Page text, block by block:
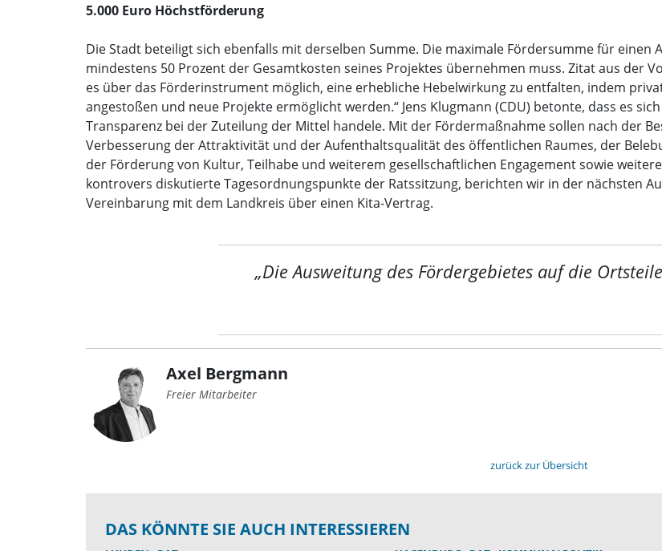
5.000 Euro Höchstförderung
Die Stadt beteiligt sich ebenfalls mit derselben Summe. Die maximale Fördersumme für
mindestens 50 Prozent der Gesamtkosten seines Projektes übernehmen muss. Zitat aus der
es über das Förderinstrument möglich, eine erhebliche Hebelwirkung zu entfalten, indem
angestoßen und neue Projekte ermöglicht werden.“ Jens Klugmann (CDU) betonte, dass es
Transparenz bei der Zuteilung der Mittel handele. Mit der Fördermaßnahme sollen nach der
Verbesserung der Attraktivität und der Aufenthaltsqualität des öffentlichen Raumes, der
der Förderung von Kultur, Teilhabe und weiterem gesellschaftlichen Engagement sowie
kontrovers diskutierte Tagesordnungspunkte der Ratssitzung, berichten wir in der nächsten
Vereinbarung mit dem Landkreis über einen Kita-Vertrag.
„Die Ausweitung des Fördergebietes auf die
Axel Bergmann
Freier Mitarbeiter
zurück zur Übersicht
DAS KÖNNTE SIE AUCH INTERESSIEREN